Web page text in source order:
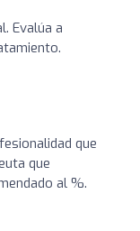
Evalúa a
que
que
al %.